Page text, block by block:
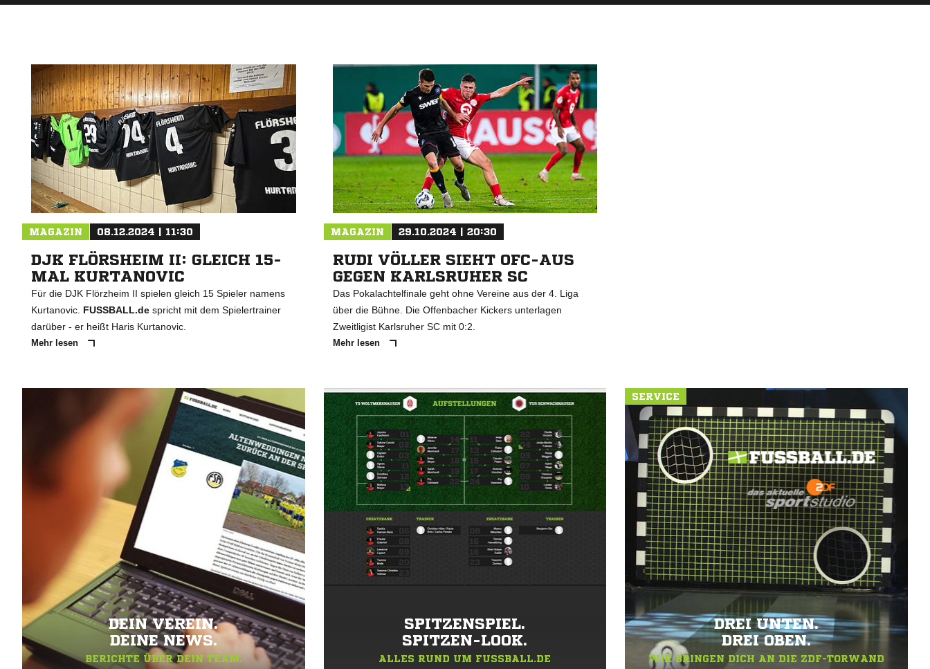
MAGAZIN 08.12.2024 | 11:30
DJK FLÖRSHEIM II: GLEICH 15-
MAL KURTANOVIC
Für die DJK Flörzheim II spielen gleich 15 Spieler namens
Kurtanovic. FUSSBALL.de spricht mit dem Spielertrainer
darüber - er heißt Haris Kurtanovic.
Mehr lesen
MAGAZIN 29.10.2024 | 20:30
RUDI VÖLLER SIEHT OFC-AUS
GEGEN KARLSRUHER SC
Das Pokalachtelfinale geht ohne Vereine aus der 4. Liga
über die Bühne. Die Offenbacher Kickers unterlagen
Zweitligist Karlsruher SC mit 0:2.
Mehr lesen
DEIN VEREIN.
DEINE NEWS.
BERICHTE ÜBER DEIN TEAM.
SPITZENSPIEL.
SPITZEN-LOOK.
ALLES RUND UM FUSSBALL.DE
SERVICE
DREI UNTEN.
DREI OBEN.
WIR BRINGEN DICH AN DIE ZDF-TORWAND